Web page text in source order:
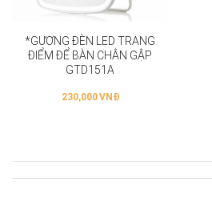
*GƯƠNG ĐÈN LED TRANG
ĐIỂM ĐỂ BÀN CHÂN GẬP
GTD151A
230,000VNĐ